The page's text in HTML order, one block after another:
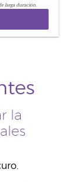
larga duración.
la